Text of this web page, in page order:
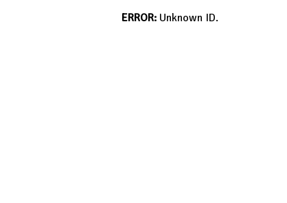
ERROR: Unknown ID.